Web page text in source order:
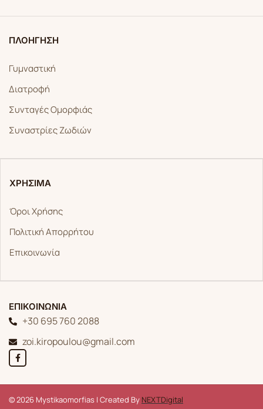
ΠΛΟΗΓΗΣΗ
Γυμναστική
Διατροφή
Συνταγές Ομορφιάς
Συναστρίες Ζωδιών
ΧΡΗΣΙΜΑ
Όροι Χρήσης
Πολιτική Απορρήτου
Επικοινωνία
ΕΠΙΚΟΙΝΩΝΙΑ
+30 695 760 2088
zoi.kiropoulou@gmail.com
© 2026 Mystikaomorfias | Created By NEXTDigital